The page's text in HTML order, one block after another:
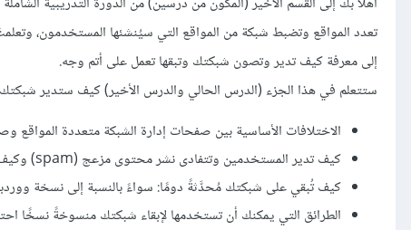
تعدد المواقع وتضبط شبكة من المواقع التي سيُنشئها المستخدمون،
إلى معرفة كيف تدير وتصون شبكتك وتبقها تعمل على أتم وجه.
ستتعلم في هذا الجزء (الدرس الحالي والدرس الأخير) كيف ستدير
الاختلافات الأساسية بين صفحات إدارة الشبكة متعددة المواقع
كيف تدير المستخدمين وتتفادى نشر محتوى مزعج (spam) وكيف تتفادى إنشاء مدونات تنشر مواد مزعجة (spammy blogs أو اختصارًا splogs).
كيف تُبقي على شبكتك مُحدَّثةً دومًا: سواءً بالنسبة إلى نسخة
الطرائق التي يمكنك أن تستخدمها لإبقاء شبكتك منسوخةً نسخًا